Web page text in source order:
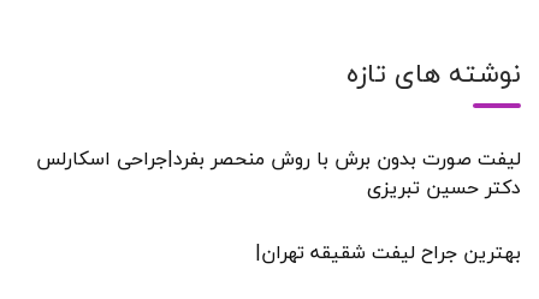
نوشته های تازه
لیفت صورت بدون برش با روش منحصر بفرد|جراحی اسکارلس
دکتر حسین تبریزی
بهترین جراح لیفت شقیقه تهران|